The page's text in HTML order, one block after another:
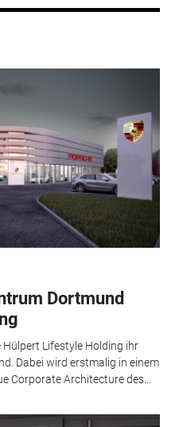
Dortmund
Lifestyle Holding ihr
Dabei wird erstmalig in einem
Corporate Architecture des...